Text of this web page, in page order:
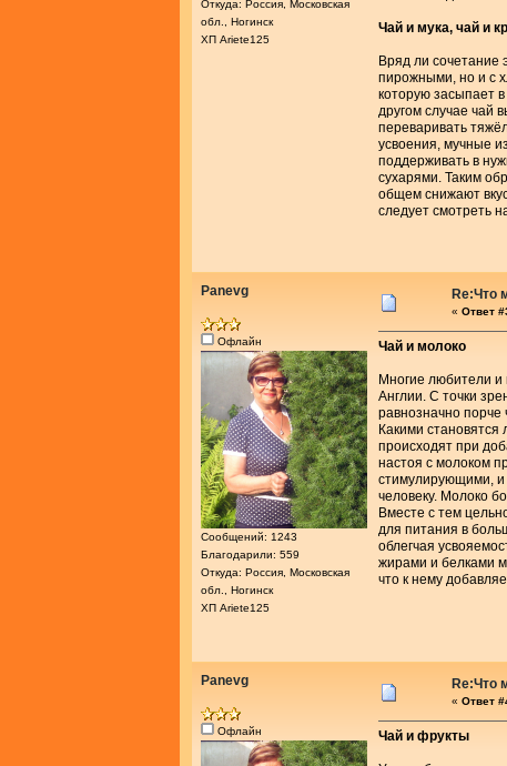
Откуда: Россия, Московская
обл., Ногинск
ХП Ariete125
Чай и мука, чай и
Вряд ли сочетание
пирожными, но и с
которую засыпает
другом случае чай
переваривать
усвоения, мучные
поддерживать в
сухарями. Таким
общем снижают
следует смотреть
Panevg
Офлайн
Сообщений: 1243
Благодарили: 559
Откуда: Россия, Московская
обл., Ногинск
ХП Ariete125
Re:Что
« Ответ
Чай и молоко
Многие любители и
Англии. С точки
равнозначно порче
Какими
происходят при
настоя с молоком
стимулирующими, и
человеку. Молоко
Вместе с тем
для питания в
облегчая
жирами и белками
что к нему
Panevg
Офлайн
Re:Что
« Ответ
Чай и фрукты